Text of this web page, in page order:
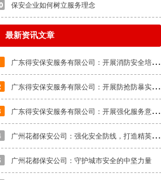
保安企业如何树立服务理念
最新资讯文章
广
东得安保安服务有限公司：开展消防安全培训，提升应急处置能力
广
东得安保安服务有限公司：开展防抢防暴实战教学培训
广
东得安保安服务有限公司：开展强化服务意识，提高服务质量的专题培训
广
州花都保安公司：强化安全防线，打造精英队伍
广州花都保安公司：守护城市安全的中坚力量